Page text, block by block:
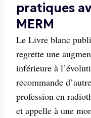
pratiques
MERM
Le Livre blanc
regrette une
inférieure à
recommande
profession en
et appelle à une